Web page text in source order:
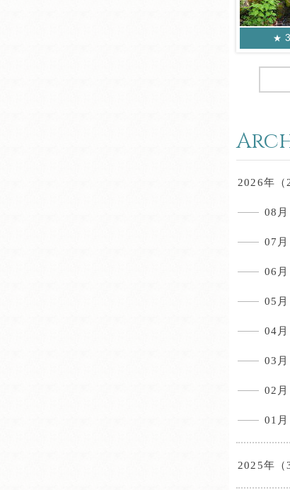
2026年（
08月
07月
06月
05月
04月
03月
02月
01月
2025年（